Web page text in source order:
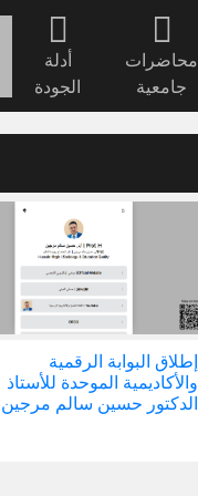
محاضرات
جامعية
أدلة
الجودة
إطلاق البوابة الرقمية
والأكاديمية الموحدة للأستاذ
الدكتور حسين سالم مرجين